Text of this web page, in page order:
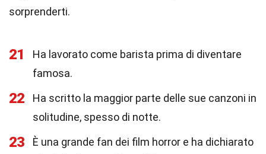
sorprenderti.
21
Ha lavorato come barista prima di diventare
famosa.
22
Ha scritto la maggior parte delle sue canzoni in
solitudine, spesso di notte.
23
È una grande fan dei film horror e ha dichiarato